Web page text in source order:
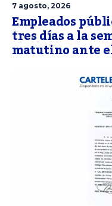
7 agosto, 2026
Empleados
tres días a la
matutino ante